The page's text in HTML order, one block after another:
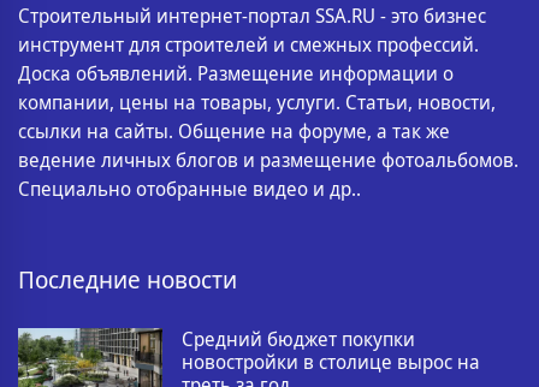
Строительный интернет-портал SSA.RU - это бизнес
инструмент для строителей и смежных профессий.
Доска объявлений. Размещение информации о
компании, цены на товары, услуги. Статьи, новости,
ссылки на сайты. Общение на форуме, а так же
ведение личных блогов и размещение фотоальбомов.
Специально отобранные видео и др..
Последние новости
Средний бюджет покупки
новостройки в столице вырос на